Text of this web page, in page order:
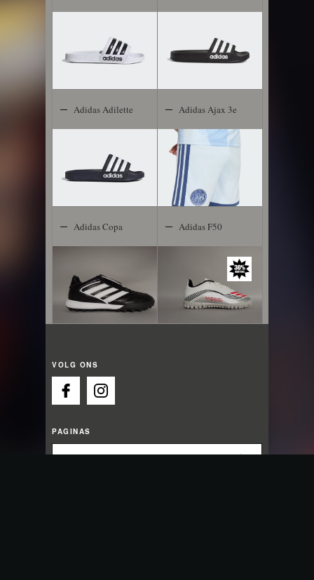
Adidas Adilette
Adidas Ajax 3e
2027 Kids
Adidas Copa
Adidas F50
VOLG ONS
PAGINAS